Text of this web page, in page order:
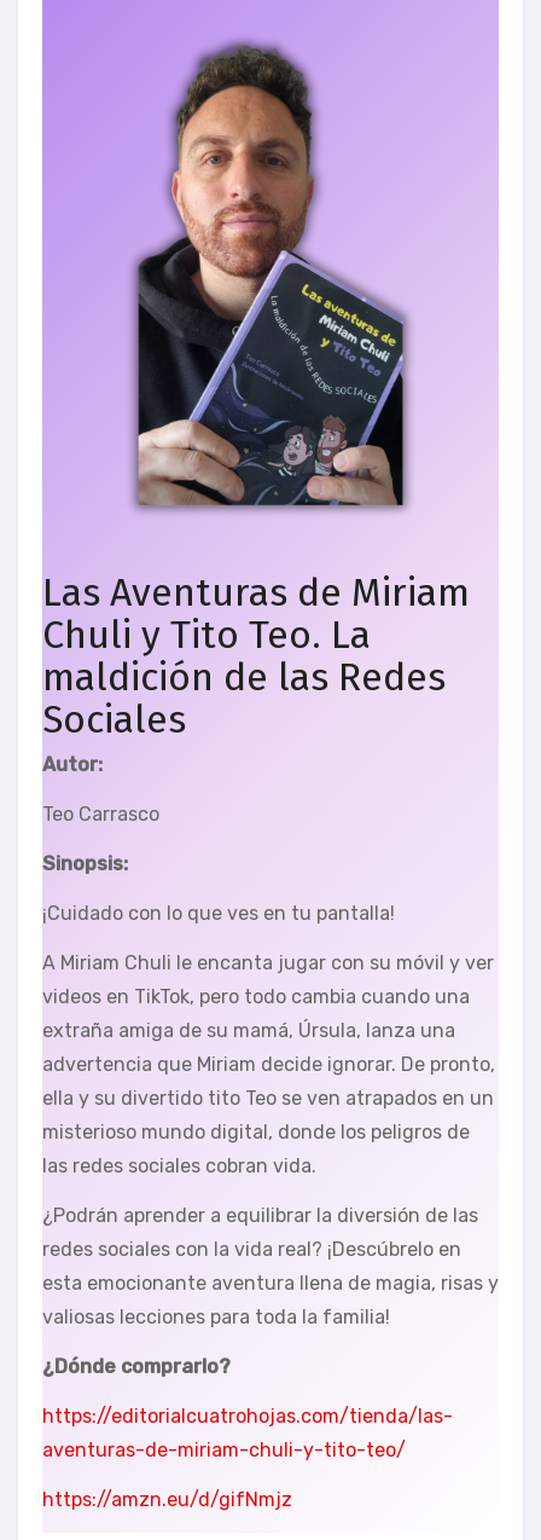
Las Aventuras de Miriam
Chuli y Tito Teo. La
maldición de las Redes
Sociales
Autor:
Teo Carrasco
Sinopsis:
¡Cuidado con lo que ves en tu pantalla!
A Miriam Chuli le encanta jugar con su móvil y ver
videos en TikTok, pero todo cambia cuando una
extraña amiga de su mamá, Úrsula, lanza una
advertencia que Miriam decide ignorar. De pronto,
ella y su divertido tito Teo se ven atrapados en un
misterioso mundo digital, donde los peligros de
las redes sociales cobran vida.
¿Podrán aprender a equilibrar la diversión de las
redes sociales con la vida real? ¡Descúbrelo en
esta emocionante aventura llena de magia, risas y
valiosas lecciones para toda la familia!
¿Dónde comprarlo?
https://editorialcuatrohojas.com/tienda/las-
aventuras-de-miriam-chuli-y-tito-teo/
https://amzn.eu/d/gifNmjz